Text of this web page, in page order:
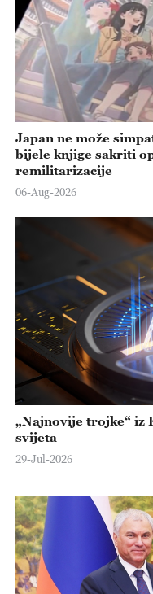
Japan ne može
bijele knjige sakriti
remilitarizacije
06-Aug-2026
„Najnovije trojke“ iz
svijeta
29-Jul-2026